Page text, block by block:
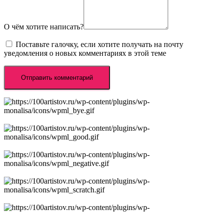
О чём хотите написать?
Поставьте галочку, если хотите получать на почту
уведомления о новых комментариях в этой теме